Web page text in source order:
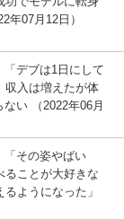
年07月12日）
「デブは1日にして
収入は増えたが体
い （2022年06月
「その姿やばい
ことが大好きな
ようになった」